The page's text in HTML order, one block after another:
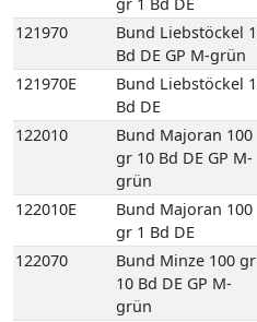
122010
Bund Majoran 100
gr 10 Bd DE GP M-
grün
122010E
Bund Majoran 100
gr 1 Bd DE
122070
Bund Minze 100 gr
10 Bd DE GP M-
grün
122070E
Bund Minze 100 gr
1 Bd DE
122090
Bund Oregano 100
gr 10 Bd DE GP M-
grün